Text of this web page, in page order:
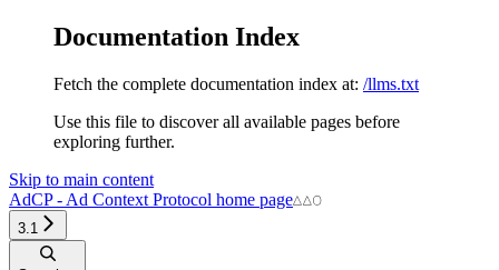
Documentation Index
Fetch the complete documentation index at: /llms.txt
Use this file to discover all available pages before
exploring further.
Skip to main content
AdCP - Ad Context Protocol home page
3.1